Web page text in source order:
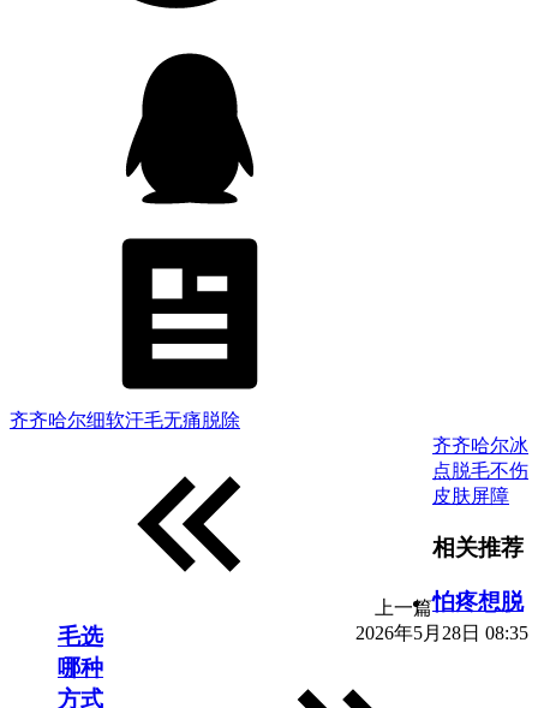
齐齐哈尔细软汗毛无痛脱除
上一篇
2026年5月28日 08:35
齐齐哈尔冰
点脱毛不伤
皮肤屏障
相关推荐
怕疼想脱
毛选
哪种
方式